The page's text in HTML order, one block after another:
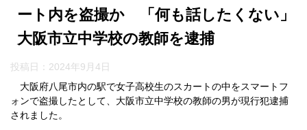
ート内を盗撮か 「何も話したくない」
大阪市立中学校の教師を逮捕
投稿日： 2024年9月4日
大阪府八尾市内の駅で女子高校生のスカートの中をスマートフ
ォンで盗撮したとして、大阪市立中学校の教師の男が現行犯逮捕
されました。